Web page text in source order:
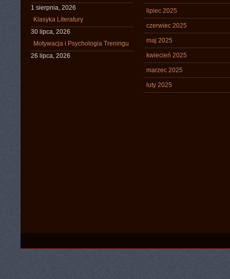
1 sierpnia, 2026
Klasyka Literatury
30 lipca, 2026
Motywacja i Psychologia Treningu
26 lipca, 2026
lipiec 2025
czerwiec 2025
maj 2025
kwiecień 2025
marzec 2025
luty 2025